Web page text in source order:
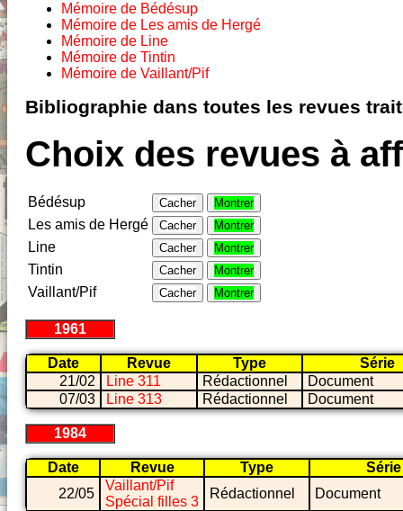
Mémoire de Bédésup
Mémoire de Les amis de Hergé
Mémoire de Line
Mémoire de Tintin
Mémoire de Vaillant/Pif
Bibliographie dans toutes les revues
Choix des revues à
Bédésup Cacher Montrer
Les amis de Hergé Cacher Montrer
Line Cacher Montrer
Tintin Cacher Montrer
Vaillant/Pif Cacher Montrer
1961
Date Revue Type
Série
21/02
Line 311 Rédactionnel
Document
07/03
Line 313 Rédactionnel Document
1984
Date Revue Type
Série
22/05
Vaillant/Pif
Spécial filles 3
Rédactionnel Document